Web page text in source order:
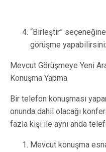
“Birleştir”
görüşme
Mevcut Görüşmeye Yeni
Konuşma Yapma
Bir telefon konuşması
onunda dahil olacağı
fazla kişi ile aynı anda
Mevcut konuşma